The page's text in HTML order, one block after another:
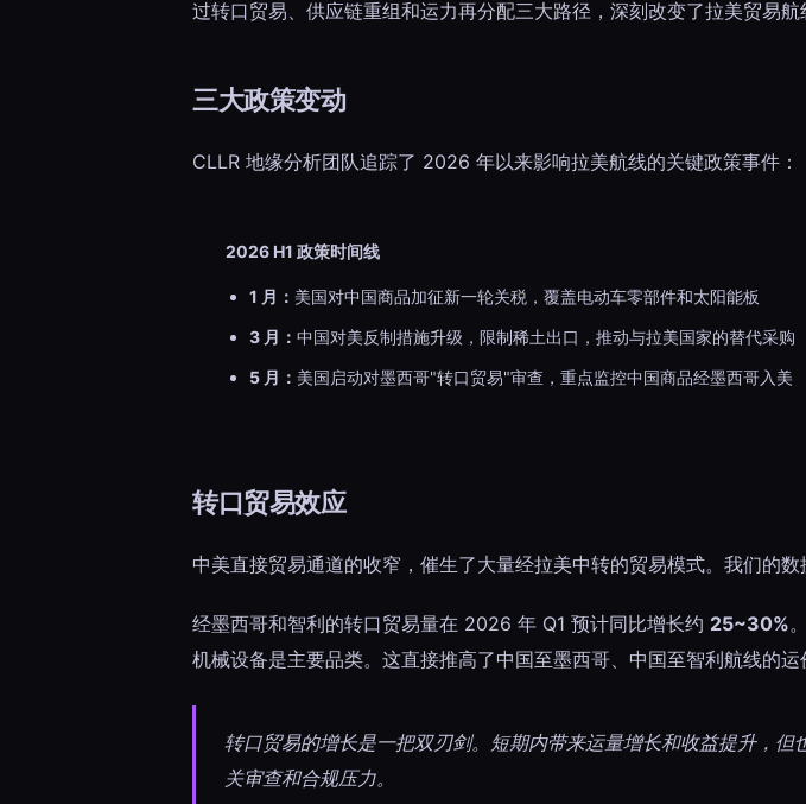
过转口贸易、供应链重组和运力再分配三大路径，深刻改变了拉美贸易航
三大政策变动
CLLR 地缘分析团队追踪了 2026 年以来影响拉美航线的关键政策事件：
2026 H1 政策时间线
1 月： 美国对中国商品加征新一轮关税，覆盖电动车零部件和太阳能板
3 月： 中国对美反制措施升级，限制稀土出口，推动与拉美国家的替代采购
5 月： 美国启动对墨西哥"转口贸易"审查，重点监控中国商品经墨西哥入美
转口贸易效应
中美直接贸易通道的收窄，催生了大量经拉美中转的贸易模式。我们的数
经墨西哥和智利的转口贸易量在 2026 年 Q1 预计同比增长约 25~30%
机械设备是主要品类。这直接推高了中国至墨西哥、中国至智利航线的运
转口贸易的增长是一把双刃剑。短期内带来运量增长和收益提升，但
关审查和合规压力。